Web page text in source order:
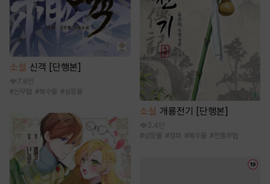
소설 신객 [단행본]
7.8만
#신무협 #복수물 #성장물
소설 개룡전기 [단행본]
3.4만
#성장물 #정파 #복수물 #전통무협